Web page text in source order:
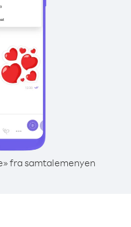
fra samtalemenyen